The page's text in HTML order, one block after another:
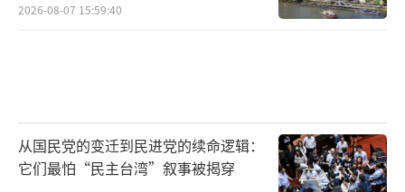
2026-08-07 15:59:40
从国民党的变迁到民进党的续命逻辑：
它们最怕“民主台湾”叙事被揭穿